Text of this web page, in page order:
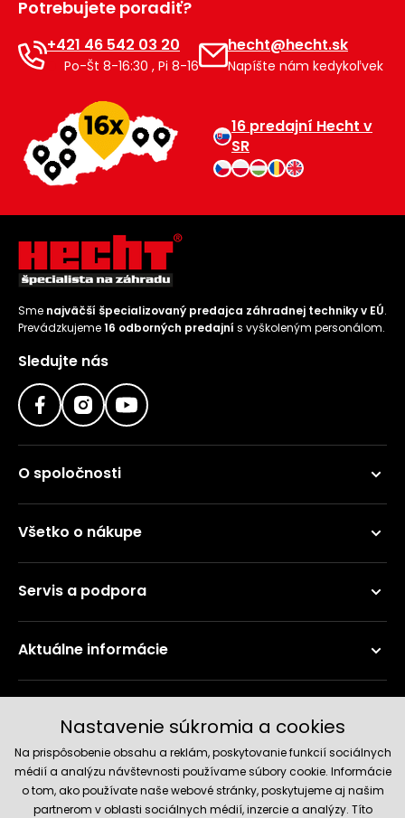
Potrebujete poradiť?
+421 46 542 03 20
Po-Št 8-16:30 , Pi 8-16
hecht@hecht.sk
Napíšte nám kedykoľvek
16 predajní Hecht v
SR
Sme najväčší špecializovaný predajca záhradnej techniky v EÚ.
Prevádzkujeme16 odborných predajní s vyškoleným personálom.
Sledujte nás
O spoločnosti
Všetko o nákupe
Servis a podpora
Aktuálne informácie
Nastavenie súkromia a cookies
Na prispôsobenie obsahu a reklám, poskytovanie funkcií sociálnych
médií a analýzu návštevnosti používame súbory cookie. Informácie
o tom, ako používate naše webové stránky, poskytujeme aj našim
partnerom v oblasti sociálnych médií, inzercie a analýzy. Títo